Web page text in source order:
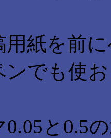
紙を前
でも使
と0.5